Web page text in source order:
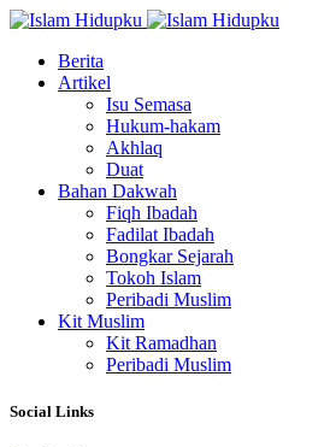
Berita
Artikel
Isu Semasa
Hukum-hakam
Akhlaq
Duat
Bahan Dakwah
Fiqh Ibadah
Fadilat Ibadah
Bongkar Sejarah
Tokoh Islam
Peribadi Muslim
Kit Muslim
Kit Ramadhan
Peribadi Muslim
Social Links